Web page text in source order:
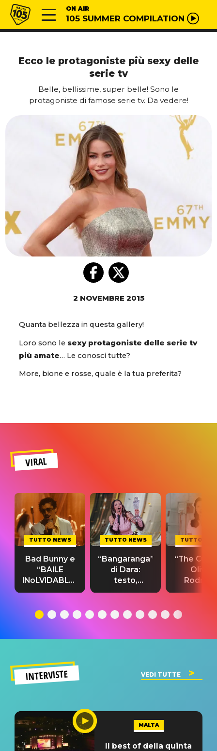
Vai al contenuto
Radio 105 ON AIR
105 SUMMER COMPILATION
Ecco le protagoniste più sexy delle
serie tv
Belle, bellissime, super belle! Sono le
protagoniste di famose serie tv. Da vedere!
2 NOVEMBRE 2015
Quanta bellezza in questa gallery!
Loro sono le sexy protagoniste delle serie tv
più amate… Le conosci tutte?
More, bione e rosse, quale è la tua preferita?
VIRAL
TUTTO NEWS
Bad Bunny e
“BAILE
INoLVIDABLE”:
testo,
significato
TUTTO NEWS
“Bangaranga”
di Dara:
testo,
traduzione e
del singolo
TUTTO
“The
Olivia
testo,
INTERVISTE VEDI TUTTE
MALTA
Il best of della quinta